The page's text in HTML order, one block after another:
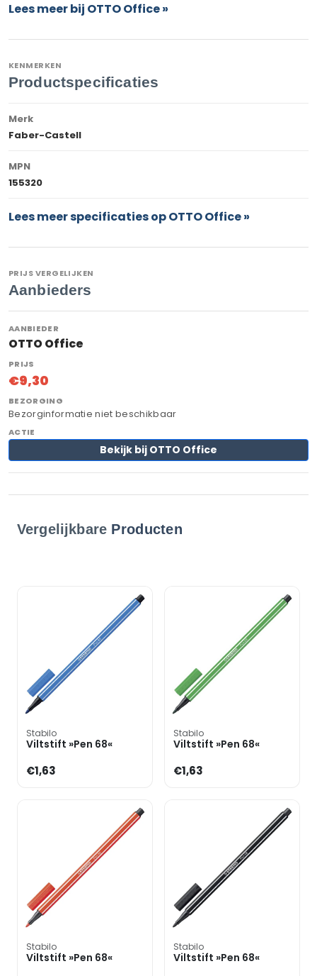
Lees meer bij OTTO Office »
KENMERKEN
Productspecificaties
Merk
Faber-Castell
MPN
155320
Lees meer specificaties op OTTO Office »
PRIJS VERGELIJKEN
Aanbieders
OTTO Office
€9,30
Bezorginformatie niet beschikbaar
Bekijk bij OTTO Office
Vergelijkbare Producten
Stabilo
Viltstift »Pen 68«
€1,63
Stabilo
Viltstift »Pen 68«
€1,63
Stabilo
Viltstift »Pen 68«
Stabilo
Viltstift »Pen 68«